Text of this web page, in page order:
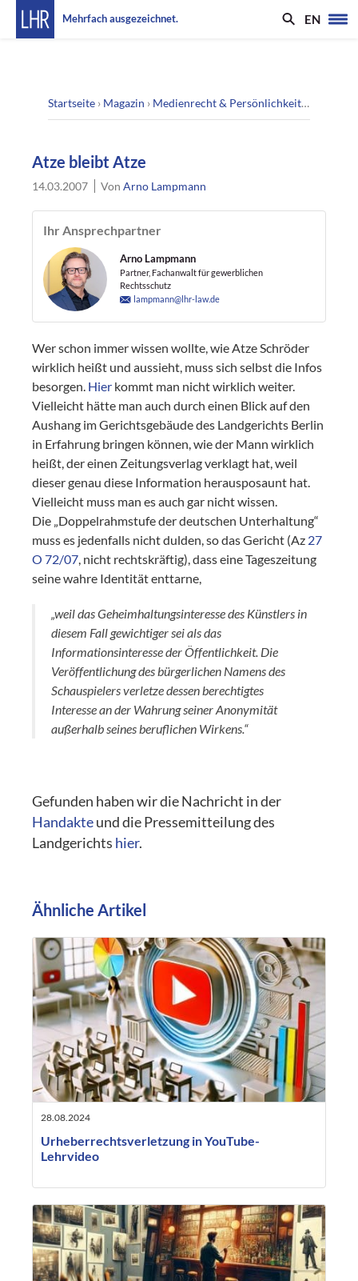
Mehrfach ausgezeichnet. EN
Startseite › Magazin › Medienrecht & Persönlichkeitsrecht
Atze bleibt Atze
14.03.2007 VonArno Lampmann
Ihr Ansprechpartner
Arno Lampmann
Partner, Fachanwalt für gewerblichen
Rechtsschutz
lampmann@lhr-law.de
Wer schon immer wissen wollte, wie Atze Schröder
wirklich heißt und aussieht, muss sich selbst die Infos
besorgen. Hier kommt man nicht wirklich weiter.
Vielleicht hätte man auch durch einen Blick auf den
Aushang im Gerichtsgebäude des Landgerichts Berlin
in Erfahrung bringen können, wie der Mann wirklich
heißt, der einen Zeitungsverlag verklagt hat, weil
dieser genau diese Information herausposaunt hat.
Vielleicht muss man es auch gar nicht wissen.
Die „Doppelrahmstufe der deutschen Unterhaltung“
muss es jedenfalls nicht dulden, so das Gericht (Az 27
O 72/07 , nicht rechtskräftig), dass eine Tageszeitung
seine wahre Identität enttarne,
„weil das Geheimhaltungsinteresse des Künstlers in
diesem Fall gewichtiger sei als das
Informationsinteresse der Öffentlichkeit. Die
Veröffentlichung des bürgerlichen Namens des
Schauspielers verletze dessen berechtigtes
Interesse an der Wahrung seiner Anonymität
außerhalb seines beruflichen Wirkens.“
Gefunden haben wir die Nachricht in der
Handakteund die Pressemitteilung des
Landgerichts hier.
Ähnliche Artikel
28.08.2024
Urheberrechtsverletzung in YouTube-
Lehrvideo